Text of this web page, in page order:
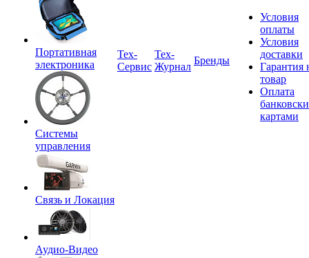
Портативная
электроника
Системы
управления
Связь и Локация
Аудио-Видео
Tex-
Сервис
Тех-
Журнал
Бренды
Условия
оплаты
Условия
доставки
Гарантия
товар
Оплата
картами